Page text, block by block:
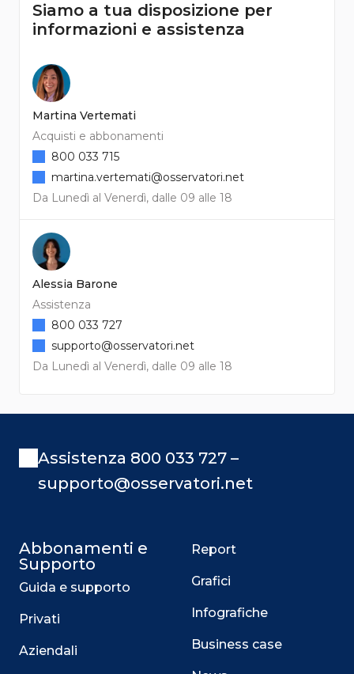
Siamo a tua disposizione per
informazioni e assistenza
Martina Vertemati
Acquisti e abbonamenti
Da Lunedì al Venerdì, dalle 09 alle 18
800 033 715
martina.vertemati@osservatori.net
Alessia Barone
Assistenza
Da Lunedì al Venerdì, dalle 09 alle 18
800 033 727
supporto@osservatori.net
Assistenza 800 033 727 –
supporto@osservatori.net
Abbonamenti e
Supporto
Guida e supporto
Privati
Aziendali
Report
Grafici
Infografiche
Business case